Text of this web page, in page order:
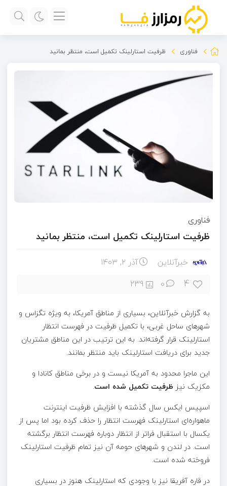
فناوری ظرفیت استارلینک تکمیل است،‌ منتظر بمانید
فناوری
ظرفیت استارلینک تکمیل است،‌ منتظر بمانید
خبرآنلاین آذر ۲, ۱۴۰۳
4
0
239
به گزارش خبرآنلاین، بسیاری از مناطق آمریکا، به ویژه تگزاس و
شهرهای ساحل غربی، با تکمیل ظرفیت در فهرست انتظار
استارلینک قرار گرفته‌اند. به این ترتیب در این مناطق مشتریان
جدید برای دریافت استارلینک باید منتظر بمانند.
این ماجرا محدود به آمریکا نیست و در برخی مناطق کانادا و
مکزیک نیز ظرفیت تکمیل شده است.
اسپیس ایکس سال گذشته با افزایش ظرفیت اینترنت
ماهواره‌ای استارلینک فهرست انتظار را حذف کرده بود اما پس از
یکسال با استقبال فراتر از انتظار دوباره فهرست انتظار برگشته
است. در لندن و شهرهای حومه آن نیز تمام ظرفیت استارلینک
فروخته شده است.
در قاره آفریقا نیز با وجودی که استارلینک هنوز در بسیاری